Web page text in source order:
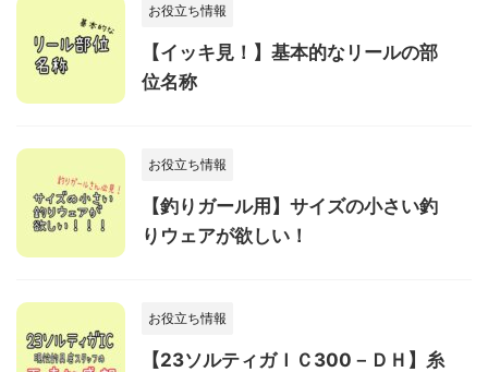
お役立ち情報
【イッキ見！】基本的なリールの部
位名称
お役立ち情報
【釣りガール用】サイズの小さい釣
りウェアが欲しい！
お役立ち情報
【23ソルティガＩＣ300－ＤＨ】糸